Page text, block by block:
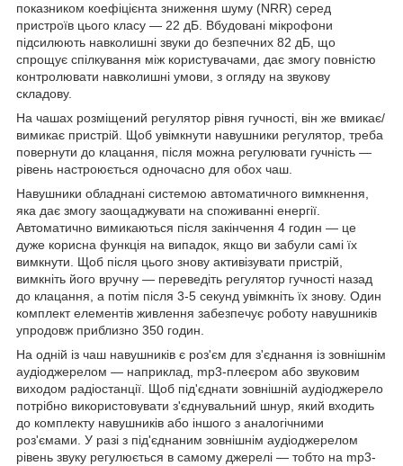
показником коефіцієнта зниження шуму (NRR) серед
пристроїв цього класу — 22 дБ. Вбудовані мікрофони
підсилюють навколишні звуки до безпечних 82 дБ, що
спрощує спілкування між користувачами, дає змогу повністю
контролювати навколишні умови, з огляду на звукову
складову.
На чашах розміщений регулятор рівня гучності, він же вмикає/
вимикає пристрій. Щоб увімкнути навушники регулятор, треба
повернути до клацання, після можна регулювати гучність —
рівень настроюється одночасно для обох чаш.
Навушники обладнані системою автоматичного вимкнення,
яка дає змогу заощаджувати на споживанні енергії.
Автоматично вимикаються після закінчення 4 годин — це
дуже корисна функція на випадок, якщо ви забули самі їх
вимкнути. Щоб після цього знову активізувати пристрій,
вимкніть його вручну — переведіть регулятор гучності назад
до клацання, а потім після 3-5 секунд увімкніть їх знову. Один
комплект елементів живлення забезпечує роботу навушників
упродовж приблизно 350 годин.
На одній із чаш навушників є роз'єм для з'єднання із зовнішнім
аудіоджерелом — наприклад, mp3-плеєром або звуковим
виходом радіостанції. Щоб під'єднати зовнішній аудіоджерело
потрібно використовувати з'єднувальний шнур, який входить
до комплекту навушників або іншого з аналогічними
роз'ємами. У разі з під'єднаним зовнішнім аудіоджерелом
рівень звуку регулюється в самому джерелі — тобто на mp3-